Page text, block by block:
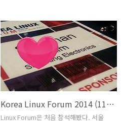
것 같다. 네이버에선 왜 검색이 안되는건
지,... 아무튼, 해결방법은 아래의 링크에
서 제공되고 있었다.
http://support.microsoft.com/ko-
kr/kb/958047/ko BITS 큐를 지우는 작
업이라고 한다. BITS란 Background
Intelligent Transfer Service의 약자로,
사용자 모르게(?) 뒤에서 파일전송을 알아
서 주고 받는 기능 정도로 설명이 가능할
Korea Linux Forum 2014 (11/11/14)
Linux Forum은 처음 참석해봤다. 서울